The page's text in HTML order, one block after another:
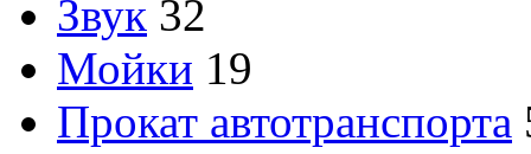
Звук 32
Мойки 19
Прокат автотранспорта